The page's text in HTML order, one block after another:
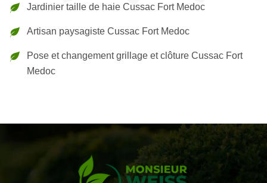
Jardinier taille de haie Cussac Fort Medoc
Artisan paysagiste Cussac Fort Medoc
Pose et changement grillage et clôture Cussac Fort
Medoc